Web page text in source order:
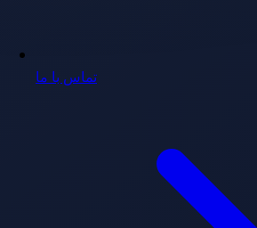
تماس با ما